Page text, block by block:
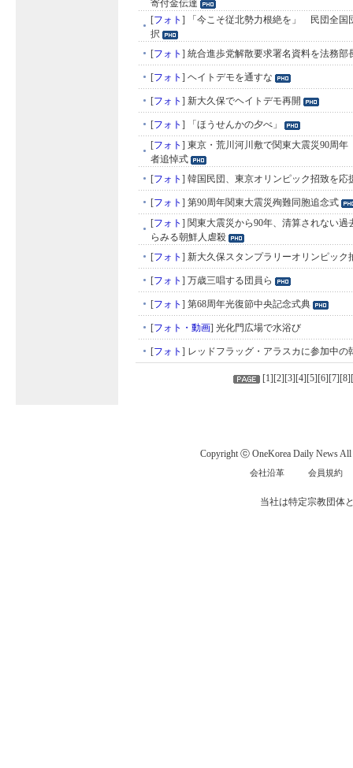
寄付金伝達
[フォト ] 「今こそ従北勢力根絶を」 民団全国
択
[フォト ] 統合進歩党解散要求署名資料を法務部
[フォト ] ヘイトデモを通すな
[フォト ] 新大久保でヘイトデモ再開
[フォト ] 「ほうせんかの夕べ」
[フォト ] 東京・荒川河川敷で関東大震災90周
者追悼式
[フォト ] 韓国民団、東京オリンピック招致を応
[フォト ] 第90周年関東大震災殉難同胞追念式
[フォト ] 関東大震災から90年、清算されない
らみる朝鮮人虐殺
[フォト ] 新大久保スタンプラリーオリンピック
[フォト ] 万歳三唱する団員ら
[フォト ] 第68周年光復節中央記念式典
[フォト・動画] 光化門広場で水浴び
[フォト ] レッドフラッグ・アラスカに参加中の
[1][2][3][4][5][6][7][8][
Copyright ⓒ OneKorea Daily News All
会社沿革 会員規約
当社は特定宗教団体